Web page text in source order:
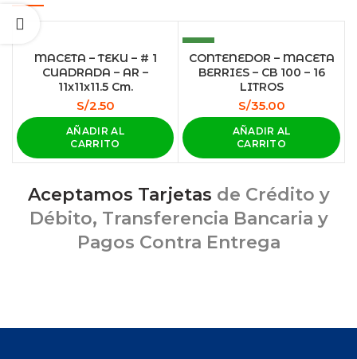
MACETA – TEKU – # 1
CUADRADA – AR –
11x11x11.5 Cm.
S/2.50
AÑADIR AL
CARRITO
NEW
CONTENEDOR – MACETA
BERRIES – CB 100 – 16
LITROS
S/35.00
AÑADIR AL
CARRITO
Aceptamos Tarjetas de Crédito y
Débito, Transferencia Bancaria y
Pagos Contra Entrega